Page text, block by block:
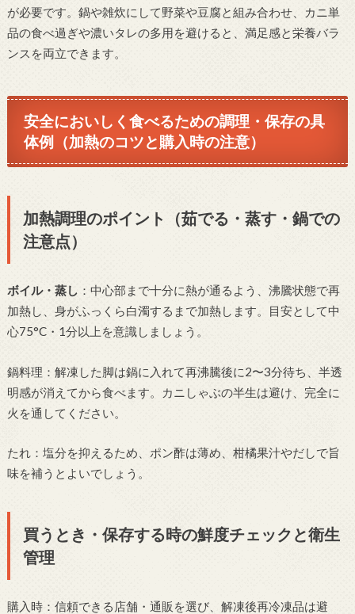
が必要です。鍋や雑炊にして野菜や豆腐と組み合わせ、カニ単
品の食べ過ぎや濃いタレの多用を避けると、満足感と栄養バラ
ンスを両立できます。
安全においしく食べるための調理・保存の具
体例（加熱のコツと購入時の注意）
加熱調理のポイント（茹でる・蒸す・鍋での
注意点）
ボイル・蒸し ：中心部まで十分に熱が通るよう、沸騰状態で再
加熱し、身がふっくら白濁するまで加熱します。目安として中
心75°C・1分以上を意識しましょう。
鍋料理：解凍した脚は鍋に入れて再沸騰後に2〜3分待ち、半透
明感が消えてから食べます。カニしゃぶの半生は避け、完全に
火を通してください。
たれ：塩分を抑えるため、ポン酢は薄め、柑橘果汁やだしで旨
味を補うとよいでしょう。
買うとき・保存する時の鮮度チェックと衛生
管理
購入時：信頼できる店舗・通販を選び、解凍後再冷凍品は避